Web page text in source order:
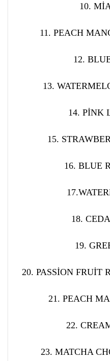
10.
11. PEACH
12.
13.
14. PİNK
15.
16. BLUE
18.
19.
20. PASSİON FRUİT
21. PEACH
22.
23. MATCHA